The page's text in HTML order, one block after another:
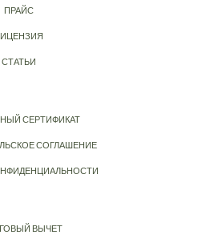
ПРАЙС
СТАТЬИ
СЕРТИФИКАТ
СОГЛАШЕНИЕ
ВЫЧЕТ